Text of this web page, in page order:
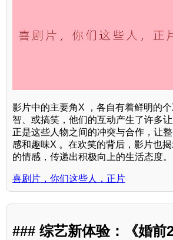
影片中的主要角X ，各自有着鲜明的
智、或搞笑，他们的互动产生了许多
正是这些人物之间的冲突与合作，让
感和趣味X 。在欢笑的背后，影片也
的情感，传递出积极向上的生活态度。
喜剧片，你们这些人，正片
### 综艺新体验：《婚前